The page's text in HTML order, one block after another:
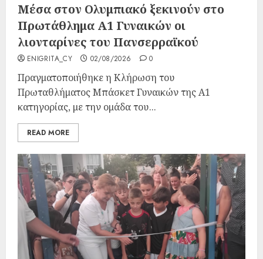
Μέσα στον Ολυμπιακό ξεκινούν στο
Πρωτάθλημα Α1 Γυναικών οι
λιονταρίνες του Πανσερραϊκού
ENIGRITA_CY 02/08/2026 0
Πραγματοποιήθηκε η Κλήρωση του
Πρωταθλήματος Μπάσκετ Γυναικών της Α1
κατηγορίας, με την ομάδα του...
READ MORE